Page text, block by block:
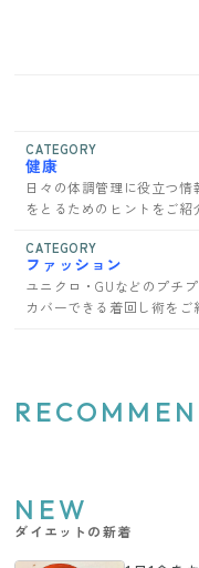
CATEGORY
健康
日々の体調管理に役立つ
をとるためのヒントをご紹
CATEGORY
ファッション
ユニクロ・GUなどのプチ
カバーできる着回し術をご
NEW
ダイエットの新着